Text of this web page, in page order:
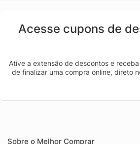
Acesse cupons de
Ative a extensão de descontos e
de finalizar uma compra online, direto
Sobre o Melhor Comprar